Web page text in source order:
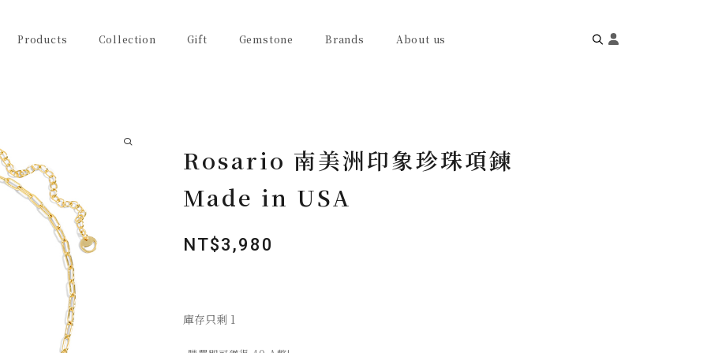
Products Collection Gift Gemstone Brands About us
Rosario 南美洲印象珍珠項鍊
Made in USA
NT$3,980
庫存只剩 1